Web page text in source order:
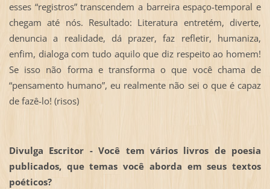
esses “registros” transcendem a barreira espaço-temporal e
chegam até nós. Resultado: Literatura entretém, diverte,
denuncia a realidade, dá prazer, faz refletir, humaniza,
enfim, dialoga com tudo aquilo que diz respeito ao homem!
Se isso não forma e transforma o que você chama de
“pensamento humano”, eu realmente não sei o que é capaz
de fazê-lo! (risos)
Divulga Escritor - Você tem vários livros de poesia
publicados, que temas você aborda em seus textos
poéticos?